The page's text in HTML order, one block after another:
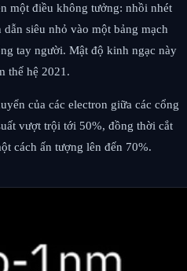
một điều không tưởng: nhồi nhét
siêu nhỏ vào một bảng mạch
tay người. Mật độ kinh ngạc này
thế hệ 2021.
của các electron giữa các cổng
vượt trội tới 50%, đồng thời cắt
cách ấn tượng lên đến 70%.